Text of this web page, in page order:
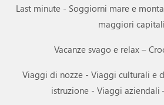
Last minute - Soggiorni mare e
maggiori capitali
Vacanze svago e relax –
Viaggi di nozze - Viaggi culturali e
istruzione - Viaggi aziendali